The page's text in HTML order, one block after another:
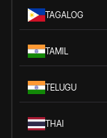
TAGALOG
TAMIL
TELUGU
THAI